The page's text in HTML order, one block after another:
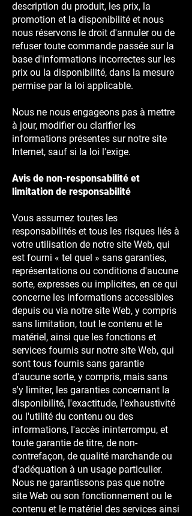
description du produit, les prix, la
promotion et la disponibilité et nous
nous réservons le droit d'annuler ou de
refuser toute commande passée sur la
base d'informations incorrectes sur les
prix ou la disponibilité, dans la mesure
permise par la loi applicable.
Nous ne nous engageons pas à mettre
à jour, modifier ou clarifier les
informations présentes sur notre site
Internet, sauf si la loi l'exige.
Avis de non-responsabilité et
limitation de responsabilité
Vous assumez toutes les
responsabilités et tous les risques liés à
votre utilisation de notre site Web, qui
est fourni « tel quel » sans garanties,
représentations ou conditions d'aucune
sorte, expresses ou implicites, en ce qui
concerne les informations accessibles
depuis ou via notre site Web, y compris
sans limitation, tout le contenu et le
matériel, ainsi que les fonctions et
services fournis sur notre site Web, qui
sont tous fournis sans garantie
d'aucune sorte, y compris, mais sans
s'y limiter, les garanties concernant la
disponibilité, l'exactitude, l'exhaustivité
ou l'utilité du contenu ou des
informations, l'accès ininterrompu, et
toute garantie de titre, de non-
contrefaçon, de qualité marchande ou
d'adéquation à un usage particulier.
Nous ne garantissons pas que notre
site Web ou son fonctionnement ou le
contenu et le matériel des services ainsi